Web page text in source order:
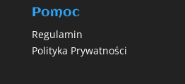
Pomoc
Regulamin
Polityka Prywatności